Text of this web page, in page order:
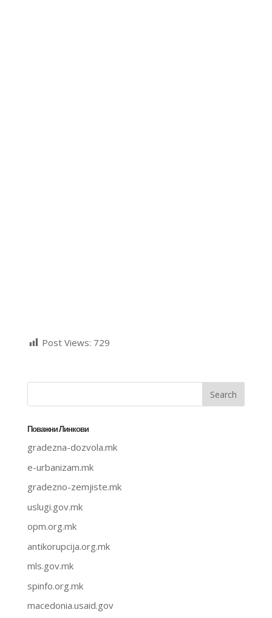
Post Views: 729
Поважни Линкови
gradezna-dozvola.mk
e-urbanizam.mk
gradezno-zemjiste.mk
uslugi.gov.mk
opm.org.mk
antikorupcija.org.mk
mls.gov.mk
spinfo.org.mk
macedonia.usaid.gov